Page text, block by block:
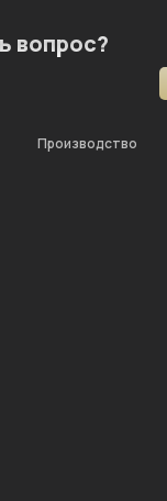
вопрос?
Производство